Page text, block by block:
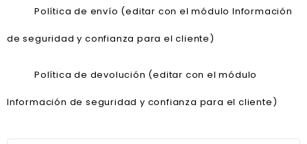
Política de envío (editar con el módulo Información
de seguridad y confianza para el cliente)
Política de devolución (editar con el módulo
Información de seguridad y confianza para el cliente)